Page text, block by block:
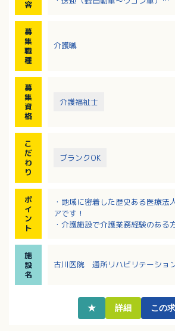
容
募
集
職
種
介護職
募
集
資
格
介護福祉士
こ
だ
わ
り
ブランクOK
ポ
イ
ン
ト
・地域に密着した歴史ある医療法
アです！
・介護施設で介護業務経験のある
・送迎範囲はクリニック近辺の南
・時間外は少なめ、職員さんの入
施
設
名
古川医院 通所リハビリテーショ
★ 詳細 この